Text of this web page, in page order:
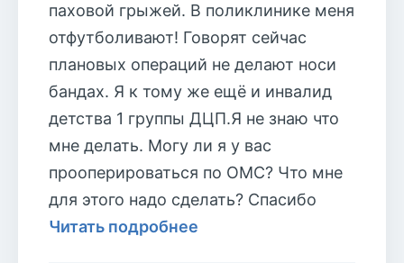
паховой грыжей. В поликлинике меня
отфутболивают! Говорят сейчас
плановых операций не делают носи
бандах. Я к тому же ещё и инвалид
детства 1 группы ДЦП.Я не знаю что
мне делать. Могу ли я у вас
прооперироваться по ОМС? Что мне
для этого надо сделать? Спасибо
Читать подробнее